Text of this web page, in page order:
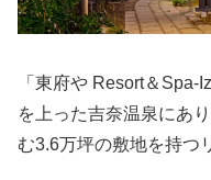
「東府や Resort＆Spa-
を上った吉奈温泉にあ
む3.6万坪の敷地を持つ